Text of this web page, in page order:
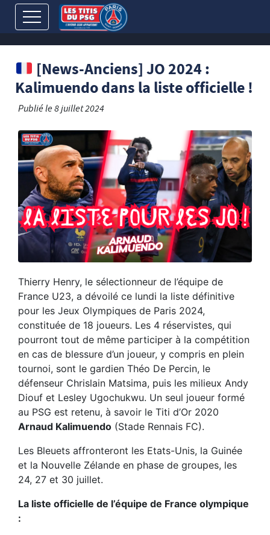
[News-Anciens] JO 2024 :
Kalimuendo dans la liste officielle !
Publié le8 juillet 2024
Thierry Henry, le sélectionneur de l’équipe de
France U23, a dévoilé ce lundi la liste définitive
pour les Jeux Olympiques de Paris 2024,
constituée de 18 joueurs. Les 4 réservistes, qui
pourront tout de même participer à la compétition
en cas de blessure d’un joueur, y compris en plein
tournoi, sont le gardien Théo De Percin, le
défenseur Chrislain Matsima, puis les milieux Andy
Diouf et Lesley Ugochukwu. Un seul joueur formé
au PSG est retenu, à savoir le Titi d’Or 2020
Arnaud Kalimuendo (Stade Rennais FC).
Les Bleuets affronteront les Etats-Unis, la Guinée
et la Nouvelle Zélande en phase de groupes, les
24, 27 et 30 juillet.
La liste officielle de l’équipe de France olympique
: